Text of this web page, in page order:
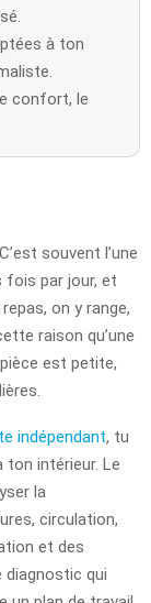
à ton
confort, le
souvent l’une
fois par jour, et
on y range,
raison qu’une
est petite,
indépendant, tu
ton intérieur. Le
la
circulation,
et des
diagnostic qui